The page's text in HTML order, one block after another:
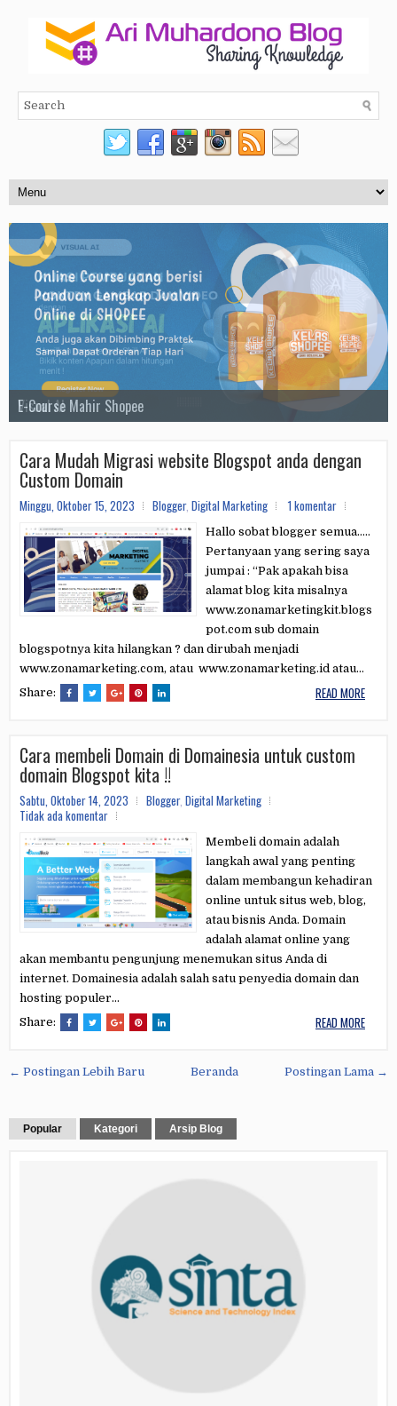
Visual AI
E-Course Mahir Shopee
Jago Edit Video Capcut
Tools Whatsapp Sender
E-Course Elite Membership
E-Course CANVA
Cara Mudah Migrasi website Blogspot anda dengan
Custom Domain
Minggu, Oktober 15, 2023 Blogger, Digital Marketing 1 komentar
Hallo sobat blogger semua.....
Pertanyaan yang sering saya
jumpai : “Pak apakah bisa
alamat blog kita misalnya
www.zonamarketingkit.blogs
pot.com sub domain
blogspotnya kita hilangkan ? dan dirubah menjadi
www.zonamarketing.com, atau www.zonamarketing.id atau...
Share:
READ MORE
Cara membeli Domain di Domainesia untuk custom
domain Blogspot kita !!
Sabtu, Oktober 14, 2023 Blogger, Digital Marketing
Tidak ada komentar
Membeli domain adalah
langkah awal yang penting
dalam membangun kehadiran
online untuk situs web, blog,
atau bisnis Anda. Domain
adalah alamat online yang
akan membantu pengunjung menemukan situs Anda di
internet. Domainesia adalah salah satu penyedia domain dan
hosting populer...
Share:
READ MORE
← Postingan Lebih Baru Postingan Lama →
Beranda
Popular Kategori Arsip Blog